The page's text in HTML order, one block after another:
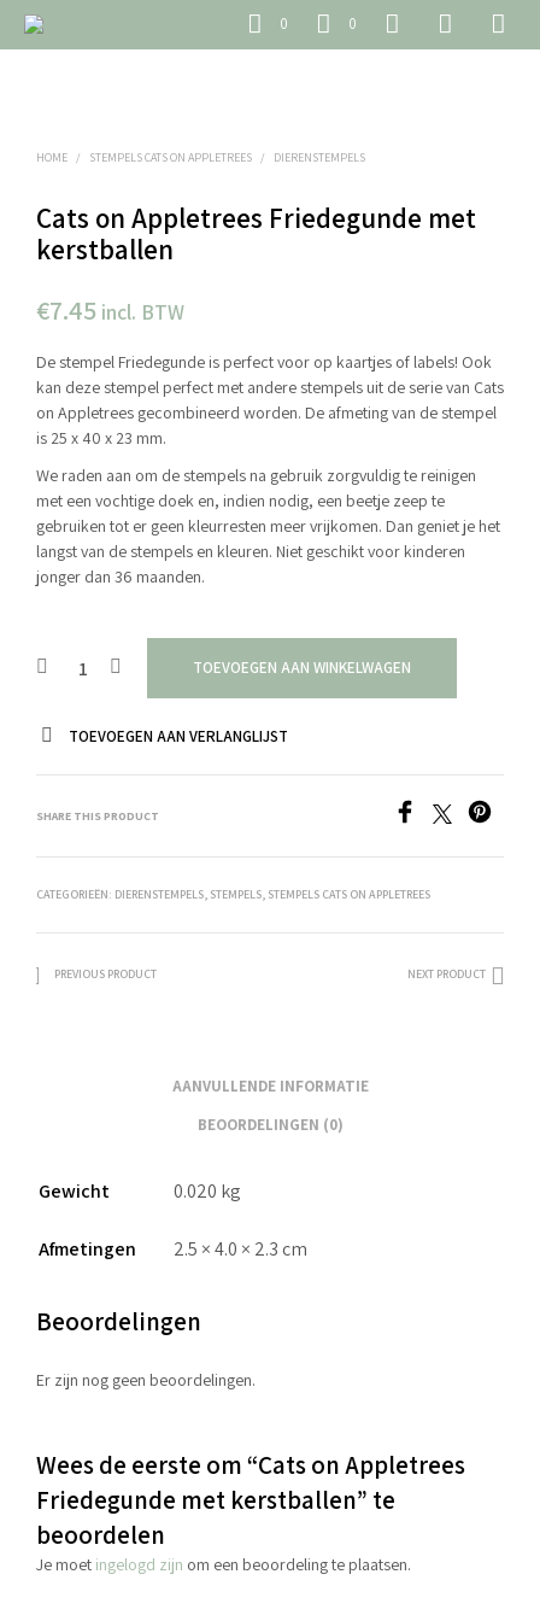
0 0
HOME / STEMPELS CATS ON APPLETREES / DIERENSTEMPELS
Cats on Appletrees Friedegunde met
kerstballen
€7.45 incl. BTW
De stempel Friedegunde is perfect voor op kaartjes of labels! Ook
kan deze stempel perfect met andere stempels uit de serie van Cats
on Appletrees gecombineerd worden. De afmeting van de stempel
is 25 x 40 x 23 mm.
We raden aan om de stempels na gebruik zorgvuldig te reinigen
met een vochtige doek en, indien nodig, een beetje zeep te
gebruiken tot er geen kleurresten meer vrijkomen. Dan geniet je het
langst van de stempels en kleuren. Niet geschikt voor kinderen
jonger dan 36 maanden.
TOEVOEGEN AAN WINKELWAGEN
TOEVOEGEN AAN VERLANGLIJST
SHARE THIS PRODUCT
CATEGORIEËN: DIERENSTEMPELS, STEMPELS, STEMPELS CATS ON APPLETREES
PREVIOUS PRODUCT NEXT PRODUCT
AANVULLENDE INFORMATIE
BEOORDELINGEN (0)
Gewicht 0.020 kg
Afmetingen 2.5 × 4.0 × 2.3 cm
Beoordelingen
Er zijn nog geen beoordelingen.
Wees de eerste om “Cats on Appletrees
Friedegunde met kerstballen” te
beoordelen
Je moet ingelogd zijn om een beoordeling te plaatsen.